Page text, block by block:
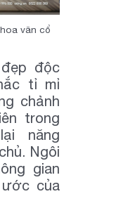
văn cổ
độc
tỉ mỉ
chảnh
trong
năng
Ngôi
gian
của